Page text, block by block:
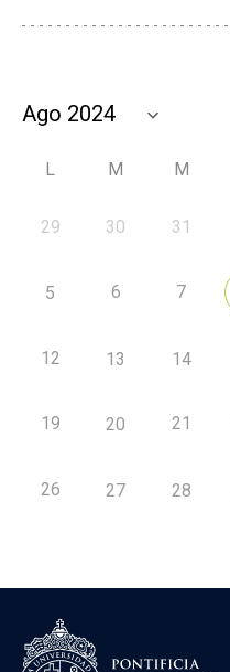
L M M
29 30 31
5 6 7
12 13 14
19 20 21
26 27 28